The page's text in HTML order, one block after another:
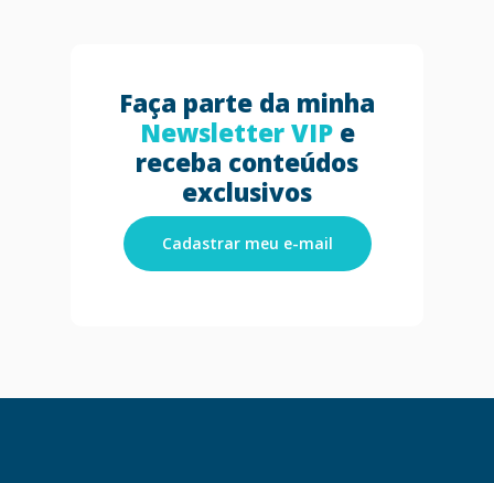
Faça parte da minha
Newsletter VIPe
receba conteúdos
exclusivos
Cadastrar meu e-mail